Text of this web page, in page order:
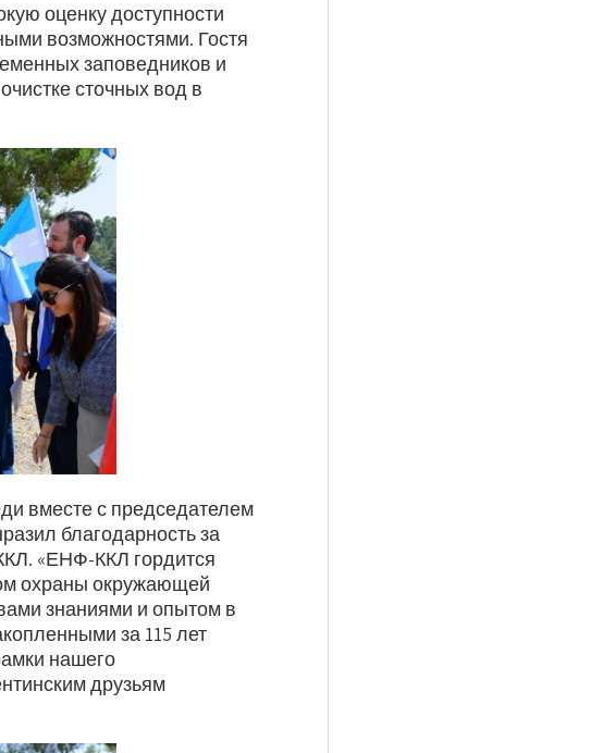
оценку доступности
возможностями. Гостя
заповедников и
сточных вод в
вместе с председателем
благодарность за
«ЕНФ-ККЛ гордится
охраны окружающей
знаниями и опытом в
за 115 лет
нашего
друзьям